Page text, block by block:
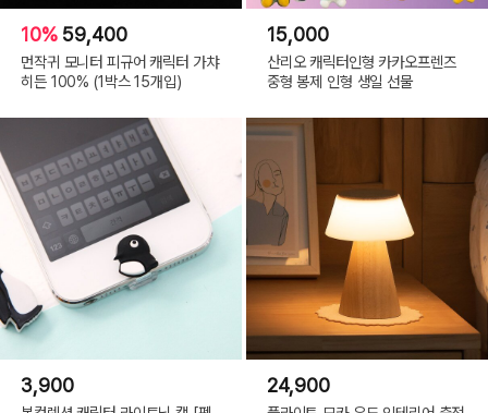
10% 59,400
먼작귀 모니터 피규어 캐릭터 가챠
히든 100% (1박스 15개입)
15,000
산리오 캐릭터인형 카카오프렌즈
중형 봉제 인형 생일 선물
3,900 24,900